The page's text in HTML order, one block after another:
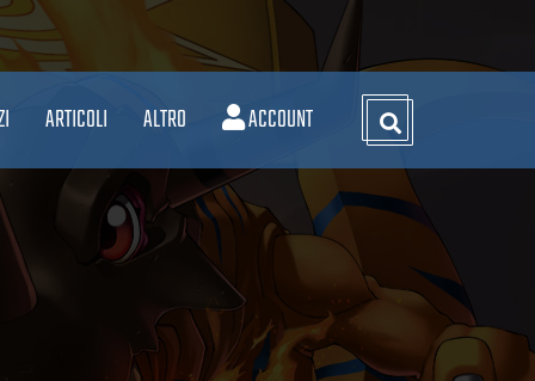
ARTICOLI ALTRO ACCOUNT